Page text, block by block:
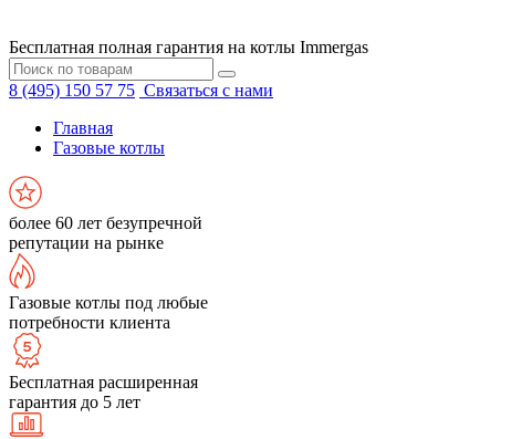
Бесплатная полная гарантия на котлы Immergas
8 (495) 150 57 75 Связаться с нами
Главная
Газовые котлы
более 60 лет безупречной
репутации на рынке
Газовые котлы под любые
потребности клиента
Бесплатная расширенная
гарантия до 5 лет